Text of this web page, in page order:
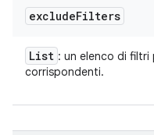
excludeFilters
List : un elenco di filtri
corrispondenti.